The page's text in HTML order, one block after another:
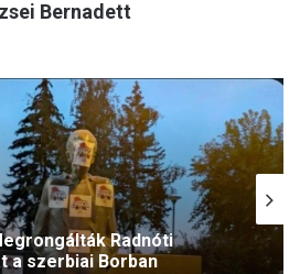
Bernadett
Radnóti
a szerbiai Borban